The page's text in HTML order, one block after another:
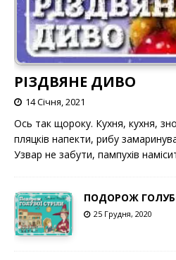
РІЗДВЯНЕ ДИВО
14 Січня, 2021
Ось так щороку. Кухня, кухня,
пляцків напекти, рибу
Узвар не забути, пампухів
ПОДОРОЖ
25 Грудня, 2020